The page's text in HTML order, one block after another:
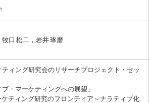
、牧口 松二，岩井 琢磨
ィング研究会のリサーチプロジェクト・セッ
ブ・マーケティングへの展望」
ケティング研究のフロンティア～ナラティブ化